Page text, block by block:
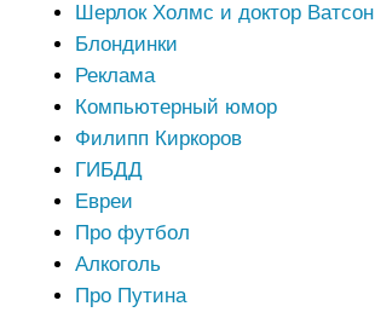
Шерлок Холмс и доктор Ватсон
Блондинки
Реклама
Компьютерный юмор
Филипп Киркоров
ГИБДД
Евреи
Про футбол
Алкоголь
Про Путина